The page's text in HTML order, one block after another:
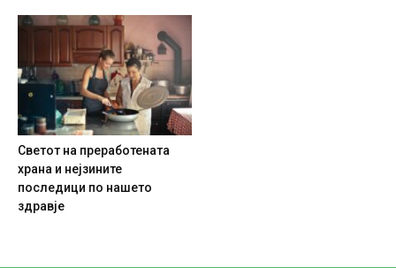
Светот на преработената
храна и нејзините
последици по нашето
здравје